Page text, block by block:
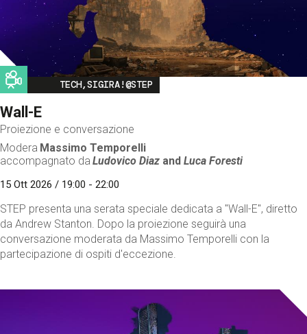
Image
TECH,SIGIRA!@STEP
Wall-E
Proiezione e conversazione
Modera Massimo Temporelli
accompagnato da Ludovico Diaz andLuca Foresti
15 Ott 2026 / 19:00 - 22:00
STEP presenta una serata speciale dedicata a "Wall-E", diretto
da Andrew Stanton. Dopo la proiezione seguirà una
conversazione moderata da Massimo Temporelli con la
partecipazione di ospiti d'eccezione.